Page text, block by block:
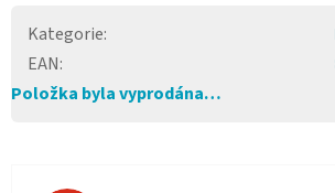
Kategorie:
EAN:
Položka byla vyprodána…